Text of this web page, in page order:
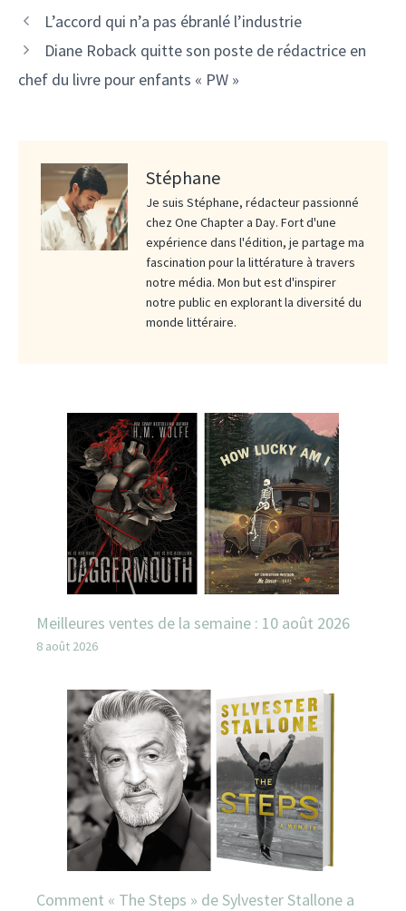
L’accord qui n’a pas ébranlé l’industrie
Diane Roback quitte son poste de rédactrice en
chef du livre pour enfants « PW »
Stéphane
Je suis Stéphane, rédacteur passionné
chez One Chapter a Day. Fort d'une
expérience dans l'édition, je partage ma
fascination pour la littérature à travers
notre média. Mon but est d'inspirer
notre public en explorant la diversité du
monde littéraire.
Meilleures ventes de la semaine : 10 août 2026
8 août 2026
Comment « The Steps » de Sylvester Stallone a